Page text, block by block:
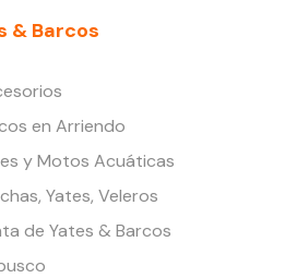
& Barcos
en Arriendo
y Motos Acuáticas
Yates, Veleros
de Yates & Barcos